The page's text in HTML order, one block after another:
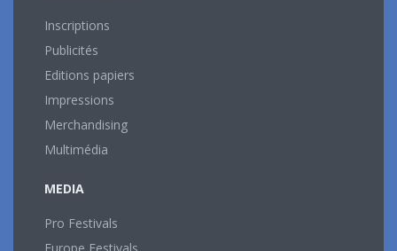
Inscriptions
Publicités
Editions papiers
Impressions
Merchandising
Multimédia
MEDIA
Pro Festivals